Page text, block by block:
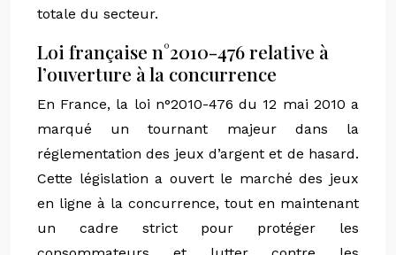
totale du secteur.
Loi française n°2010-476 relative à
l’ouverture à la concurrence
En France, la loi n°2010-476 du 12 mai 2010 a
marqué un tournant majeur dans la
réglementation des jeux d’argent et de hasard.
Cette législation a ouvert le marché des jeux
en ligne à la concurrence, tout en maintenant
un cadre strict pour protéger les